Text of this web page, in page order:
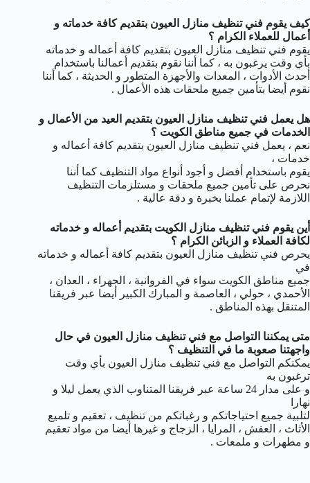
كيف يقوم فني تنظيف منازل العيون بتقديم كافة خدماته و
أعمال للعملاء الكرام ؟
يقوم فني تنظيف منازل العيون بتقديم كافة أعماله و خدماته
بأي وقت يرغبون به ، كما أننا نقوم بتقديم أعمالنا باستخدام
أحدث الأدوات ، المعدات والأجهزة المتطور و الحديثة ، كما أننا
نقوم أيضا بتأمين جميع ملحقات هذه الأعمال .
هل يعمل فني تنظيف منازل العيون بتقديم العيد من الأعمال و
الخدمات في جميع مناطق الكويت ؟
نعم ، يعمل فني تنظيف منازل العيون بتقديم كافة أعماله و
خدمات ،
يقوم باستخدام أفضل و أجود أنواع مواد التنظيف كما أننا
نحرص على تأمين جميع ملحقات و مستلزمات التنظيف
اللازمة لإتمام عملنا بخبرة و دقة عالية .
أين يقوم فني تنظيف منازل الكويت بتقديم أعماله و خدماته
لكافة العملاء و الزبائن الكرام ؟
يحرص فني تنظيف منازل العيون بتقديم كافة أعماله و خدماته
في
جميع مناطق الكويت سواء في الفروانية ، الجهراء ، العدان ،
الأحمدي ، حولي ، العاصمة و المبارك الكبير أيضا عبر فريقنا
المتنقل بهذه المناطق .
متى يمكننا التواصل مع فني تنظيف منازل العيون في حال
واجهتنا صعوبة ما في التنظيف ؟
يمكنكم التواصل مع فني تنظيف منازل العيون بأي وقت
ترغبون به
و على مدار 24 ساعة عبر فريقنا المتناوب الذي يعمل ليلا و
نهارا
لتلبية جميع احتياجاتكم و رغباتكم من تنظيف ، تعقيم و تلميع
الأثاث ، العفش ، المرايا ، الزجاج و غيرها أيضا من مواد تعقيم
و مطهرات و ملمعات .